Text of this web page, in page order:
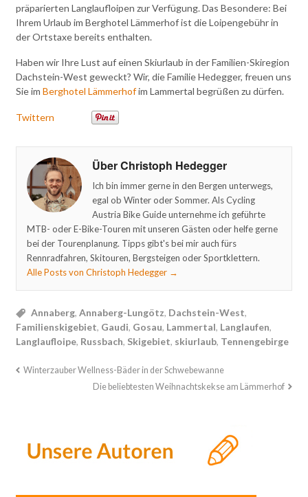
präparierten Langlaufloipen zur Verfügung. Das Besondere: Bei
Ihrem Urlaub im Berghotel Lämmerhof ist die Loipengebühr in
der Ortstaxe bereits enthalten.
Haben wir Ihre Lust auf einen Skiurlaub in der Familien-Skiregion
Dachstein-West geweckt? Wir, die Familie Hedegger, freuen uns
Sie im Berghotel Lämmerhofim Lammertal begrüßen zu dürfen.
Twittern
Über Christoph Hedegger
Ich bin immer gerne in den Bergen unterwegs,
egal ob Winter oder Sommer. Als Cycling
Austria Bike Guide unternehme ich geführte
MTB- oder E-Bike-Touren mit unseren Gästen oder helfe gerne
bei der Tourenplanung. Tipps gibt's bei mir auch fürs
Rennradfahren, Skitouren, Bergsteigen oder Sportklettern.
Alle Posts von Christoph Hedegger →
Annaberg,Annaberg-Lungötz, Dachstein-West,
Familienskigebiet, Gaudi, Gosau, Lammertal, Langlaufen,
Langlaufloipe, Russbach, Skigebiet, skiurlaub, Tennengebirge
Winterzauber Wellness-Bäder in der Schwebewanne
Die beliebtesten Weihnachtskekse am Lämmerhof